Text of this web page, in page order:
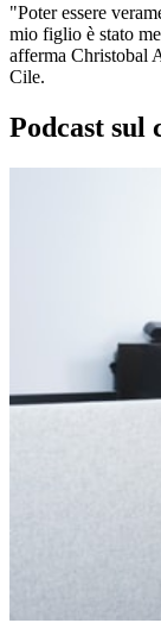
"Poter essere
mio figlio è stato
afferma Christobal
Cile.
Podcast sul